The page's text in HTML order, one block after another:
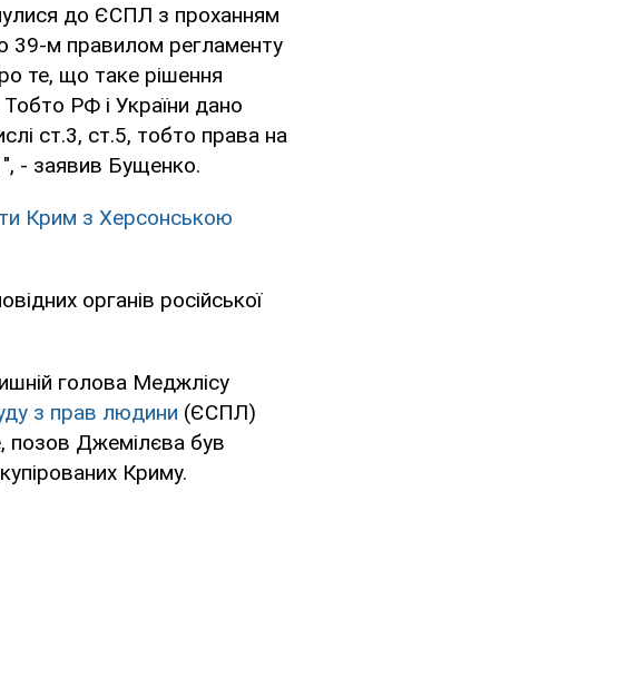
до ЄСПЛ з проханням
39-м правилом регламенту
те, що таке рішення
Тобто РФ і України дано
ст.3, ст.5, тобто права на
- заявив Бущенко.
Крим з Херсонською
органів російської
голова Меджлісу
з прав людини (ЄСПЛ)
позов Джемілєва був
Криму.